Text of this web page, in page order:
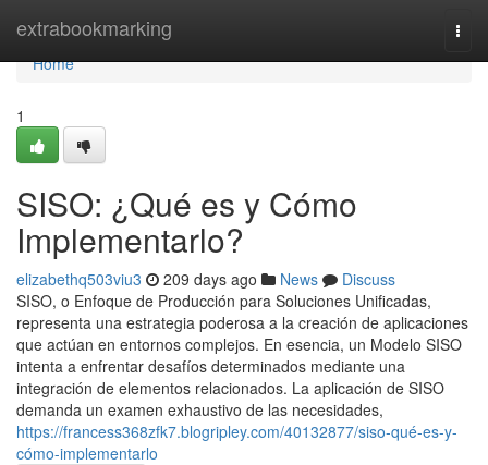
extrabookmarking
Home
Home
1
SISO: ¿Qué es y Cómo
Implementarlo?
elizabethq503viu3 209 days ago News
Discuss
SISO, o Enfoque de Producción para Soluciones Unificadas,
representa una estrategia poderosa a la creación de aplicaciones
que actúan en entornos complejos. En esencia, un Modelo SISO
intenta a enfrentar desafíos determinados mediante una
integración de elementos relacionados. La aplicación de SISO
demanda un examen exhaustivo de las necesidades,
https://francess368zfk7.blogripley.com/40132877/siso-qué-es-y-
cómo-implementarlo